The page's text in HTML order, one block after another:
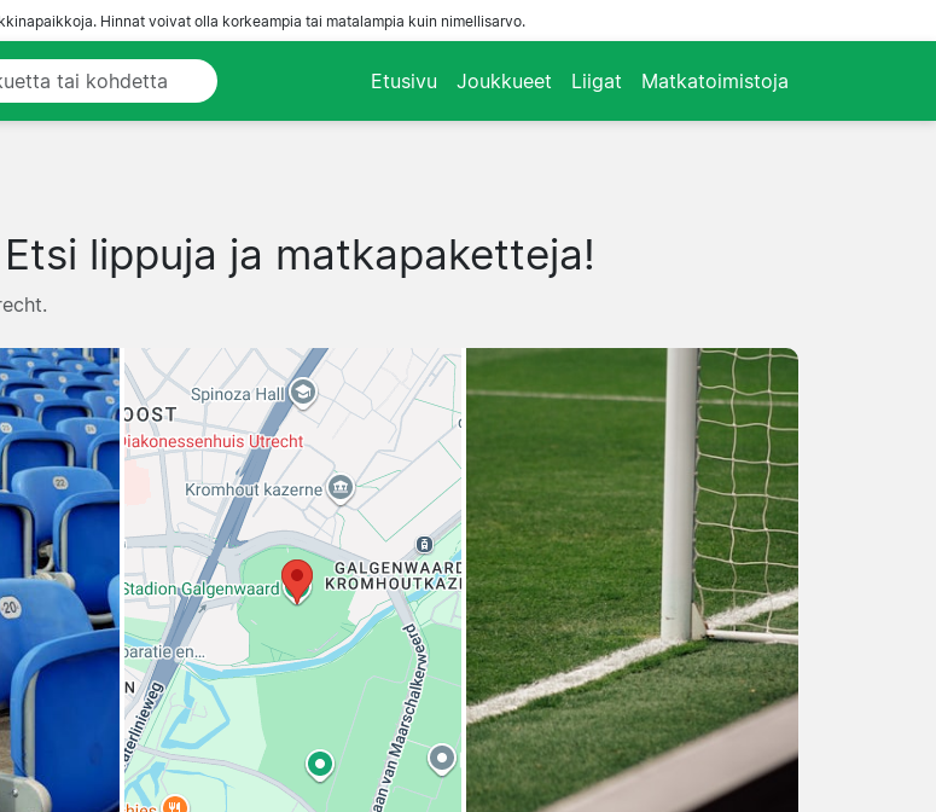
Hinnat voivat olla korkeampia tai matalampia kuin nimellisarvo.
Etusivu Joukkueet Liigat Matkatoimistoja
lippuja ja matkapaketteja!